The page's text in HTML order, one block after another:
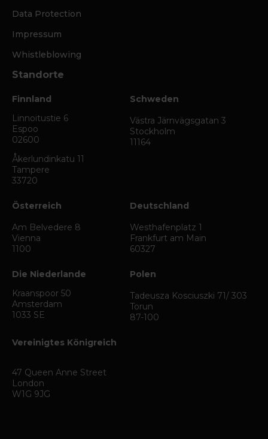
Data Protection
Impressum
Whistleblowing
Standorte
Finnland
Linnoitustie 6
Espoo
02600
Åkerlundinkatu 11
Tampere
33720
Schweden
Västra Järnvägsgatan 3
Stockholm
11164
Österreich
Am Belvedere 8
Vienna
1100
Deutschland
Westhafenplatz 1
Frankfurt am Main
60327
Die Niederlande
Kraanspoor 50
Amsterdam
1033 SE
Polen
Tadeusza Kosciuszki 71/ 303
Torun
87-100
Vereinigtes Königreich
47 Queen Anne Street
London
W1G 9JG